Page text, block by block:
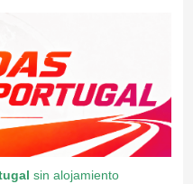
sin alojamiento